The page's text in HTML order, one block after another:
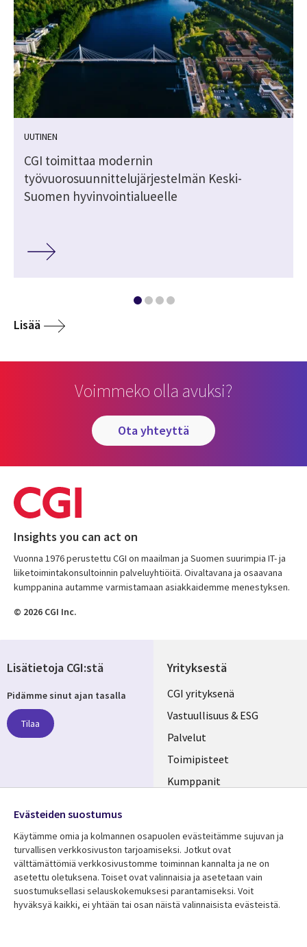
UUTINEN
CGI toimittaa modernin
työvuorosuunnittelujärjestelmän Keski-
Suomen hyvinvointialueelle
Lisää
Voimmeko olla avuksi?
ota yhteyttä
Insights you can act on
Vuonna 1976 perustettu CGI on maailman ja Suomen suurimpia IT- ja
liiketoimintakonsultoinnin palveluyhtiöitä. Oivaltavana ja osaavana
kumppanina autamme varmistamaan asiakkaidemme menestyksen.
© 2026 CGI Inc.
Yrityksestä
Useful
links
FINLAND
CGI yrityksenä
Vastuullisuus & ESG
Palvelut
Toimipisteet
Kumppanit
Resurssikeskus
Library
Asiakastarinat
Lisätietoa
Legal
Tietosuoja
Lisätietoja CGI:stä
Pidämme sinut ajan tasalla
Tilaa
Media
FINLAND
Evästeiden suostumus
Käytämme omia ja kolmannen osapuolen evästeitämme sujuvan ja
turvallisen verkkosivuston tarjoamiseksi. Jotkut ovat
välttämättömiä verkkosivustomme toiminnan kannalta ja ne on
asetettu oletuksena. Toiset ovat valinnaisia ​​ja asetetaan vain
suostumuksellasi selauskokemuksesi parantamiseksi. Voit
hyväksyä kaikki, ei yhtään tai osan näistä valinnaisista evästeistä.